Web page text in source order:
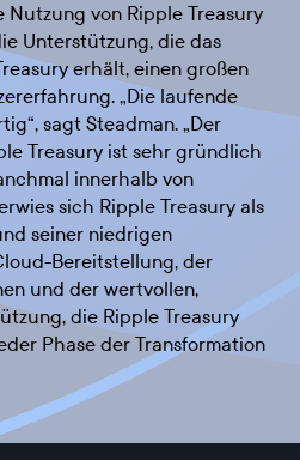
Nutzung von Ripple Treasury
Unterstützung, die das
erhält, einen großen
„Die laufende
sagt Steadman. „Der
Treasury ist sehr gründlich
innerhalb von
sich Ripple Treasury als
seiner niedrigen
Bereitstellung, der
und der wertvollen,
die Ripple Treasury
Phase der Transformation